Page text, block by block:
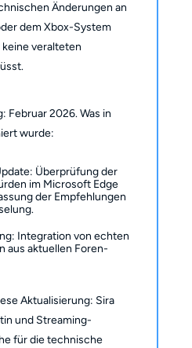
Änderungen an
dem Xbox-System
veralteten
Februar 2026. Was in
wurde:
Überprüfung der
im Microsoft Edge
der Empfehlungen
Integration von echten
aus aktuellen Foren-
Aktualisierung: Sira
und Streaming-
für die technische